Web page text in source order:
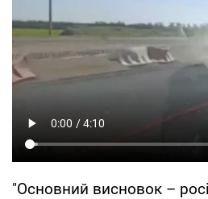
"Основний висновок –